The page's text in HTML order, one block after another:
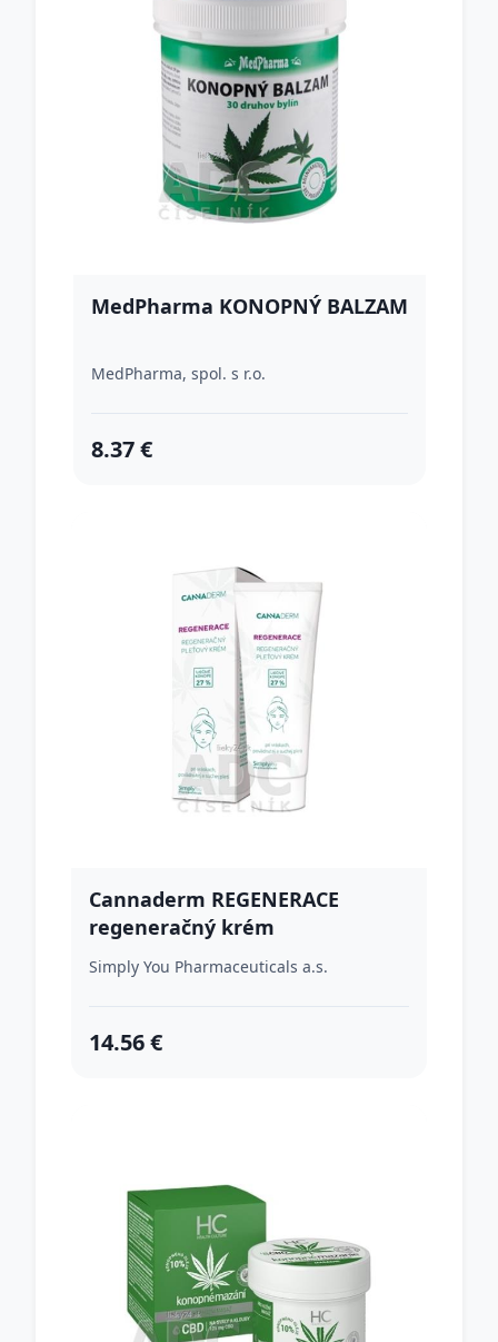
MedPharma KONOPNÝ BALZAM
MedPharma, spol. s r.o.
8.37 €
Cannaderm REGENERACE
regeneračný krém
Simply You Pharmaceuticals a.s.
14.56 €